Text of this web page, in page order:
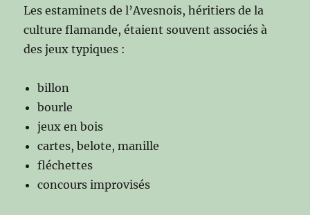
Les estaminets de l’Avesnois, héritiers de la
culture flamande, étaient souvent associés à
des jeux typiques :
billon
bourle
jeux en bois
cartes, belote, manille
fléchettes
concours improvisés